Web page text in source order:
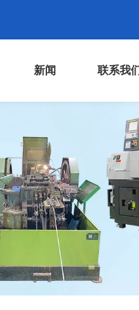
新闻 联系我